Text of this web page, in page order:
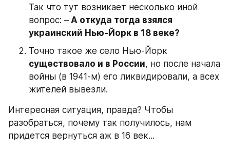
Так что тут возникает несколько иной
вопрос: – А откуда тогда взялся
украинский Нью-Йорк в 18 веке?
существовало и в России, но после начала
войны (в 1941-м) его ликвидировали, а всех
жителей вывезли.
Интересная ситуация, правда? Чтобы
разобраться, почему так получилось, нам
придется вернуться аж в 16 век...